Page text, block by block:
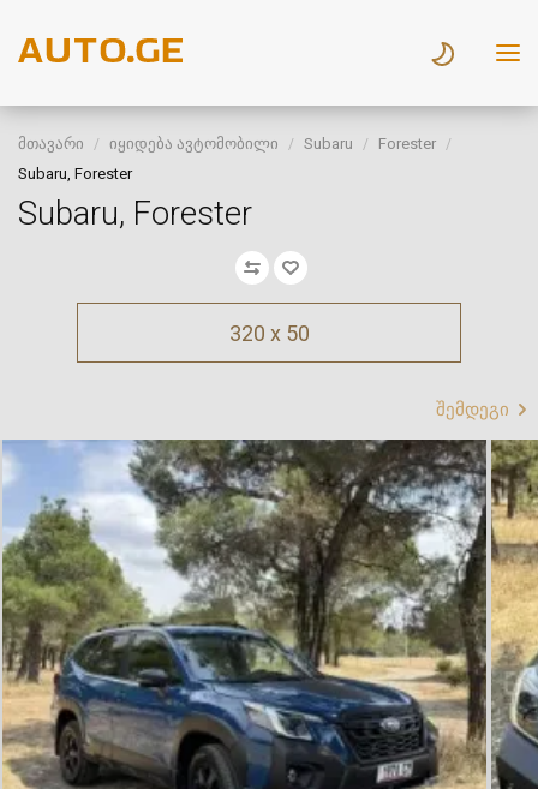
მთავარი იყიდება ავტომობილი Subaru
Forester
Subaru, Forester
Subaru, Forester
320 x 50
შემდეგი